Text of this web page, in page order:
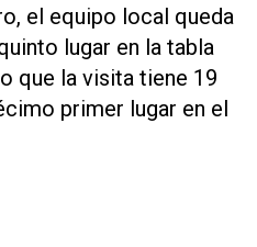
el equipo local queda
lugar en la tabla
que la visita tiene 19
primer lugar en el